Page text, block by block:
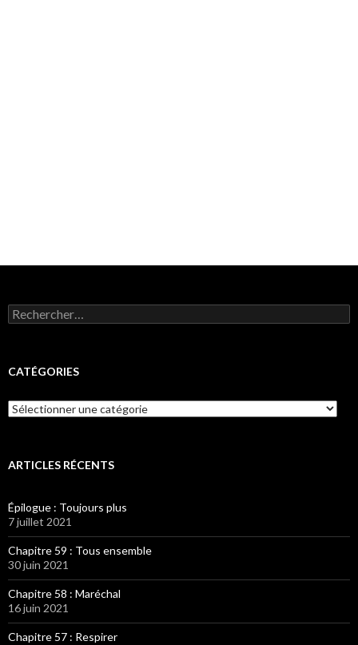
Rechercher :
CATÉGORIES
Catégories
ARTICLES RÉCENTS
Épilogue : Toujours plus
7 juillet 2021
Chapitre 59 : Tous ensemble
30 juin 2021
Chapitre 58 : Maréchal
16 juin 2021
Chapitre 57 : Respirer